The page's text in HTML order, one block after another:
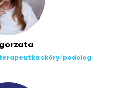
skóry/podolog